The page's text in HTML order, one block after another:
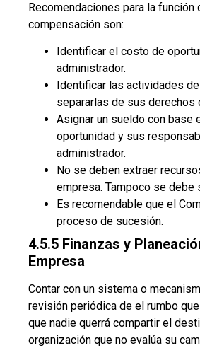
Recomendaciones para la función
compensación son:
Identificar el costo de
administrador.
Identificar las actividades
separarlas de sus derechos
Asignar un sueldo con base
oportunidad y sus
administrador.
No se deben extraer
empresa. Tampoco se debe
Es recomendable que el
proceso de sucesión.
4.5.5 Finanzas y
Empresa
Contar con un sistema o
revisión periódica de el rumbo
que nadie querrá compartir el
organización que no evalúa su